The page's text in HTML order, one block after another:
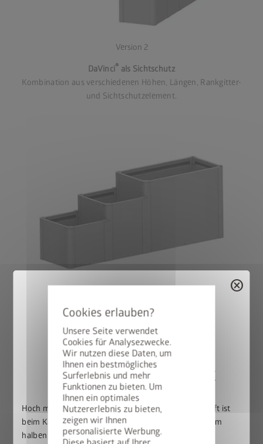
Unsere Seite verwendet
Cookies für Analysezwecke.
Wir nutzen diese Daten, um
Ihnen ein bestmögliches
Surferlebnis und mehr
Funktionen zu bieten. Um
Ihnen ein optimales
Nutzererlebnis zu bieten,
zeigen wir Ihnen
personalisierte Werbung.
Version 2
DaVinci® als Sichtschutz
Kombination aus verschiedenen Höhen, Längen, Rankgitter-
und Sichtschutzelement.
Version 3
DaVinci als Blumenbeet
Kombination aus verschiedenen Höhen und Längen.
Häufige Fragen zu
unserem DaVinci
cancel
50% auf den BikeLift
Hoch mit dem Bike. Runter mit dem Preis: Der BikeLift ist
beim Kauf eines passenden Biohort Gerätehauses zum
halben Preis erhältlich.